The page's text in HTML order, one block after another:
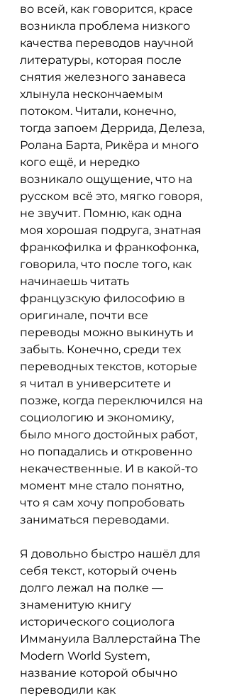
во всей, как говорится, красе
возникла проблема низкого
качества переводов научной
литературы, которая после
снятия железного занавеса
хлынула нескончаемым
потоком. Читали, конечно,
тогда запоем Деррида, Делеза,
Ролана Барта, Рикёра и много
кого ещё, и нередко
возникало ощущение, что на
русском всё это, мягко говоря,
не звучит. Помню, как одна
моя хорошая подруга, знатная
франкофилка и франкофонка,
говорила, что после того, как
начинаешь читать
французскую философию в
оригинале, почти все
переводы можно выкинуть и
забыть. Конечно, среди тех
переводных текстов, которые
я читал в университете и
позже, когда переключился на
социологию и экономику,
было много достойных работ,
но попадались и откровенно
некачественные. И в какой-то
момент мне стало понятно,
что я сам хочу попробовать
заниматься переводами.
Я довольно быстро нашёл для
себя текст, который очень
долго лежал на полке —
знаменитую книгу
исторического социолога
Иммануила Валлерстайна The
Modern World System,
название которой обычно
переводили как